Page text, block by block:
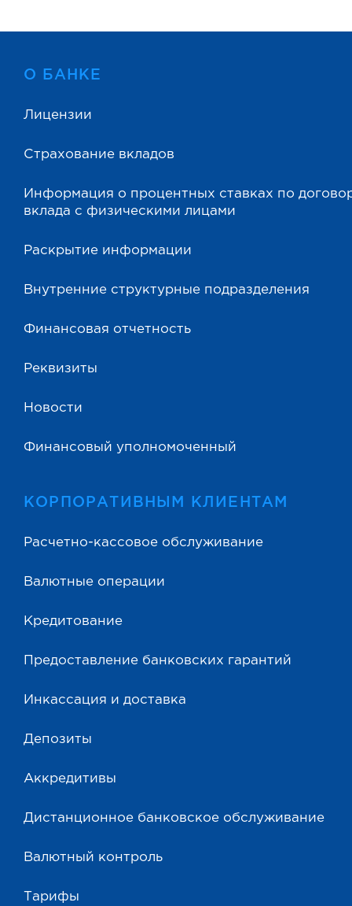
О БАНКЕ
Лицензии
Страхование вкладов
Информация о процентных ставках по
вклада с физическими лицами
Раскрытие информации
Внутренние структурные подразделения
Финансовая отчетность
Реквизиты
Новости
Финансовый уполномоченный
КОРПОРАТИВНЫМ КЛИЕНТАМ
Расчетно-кассовое обслуживание
Валютные операции
Кредитование
Предоставление банковских гарантий
Инкассация и доставка
Депозиты
Аккредитивы
Дистанционное банковское обслуживание
Валютный контроль
Тарифы